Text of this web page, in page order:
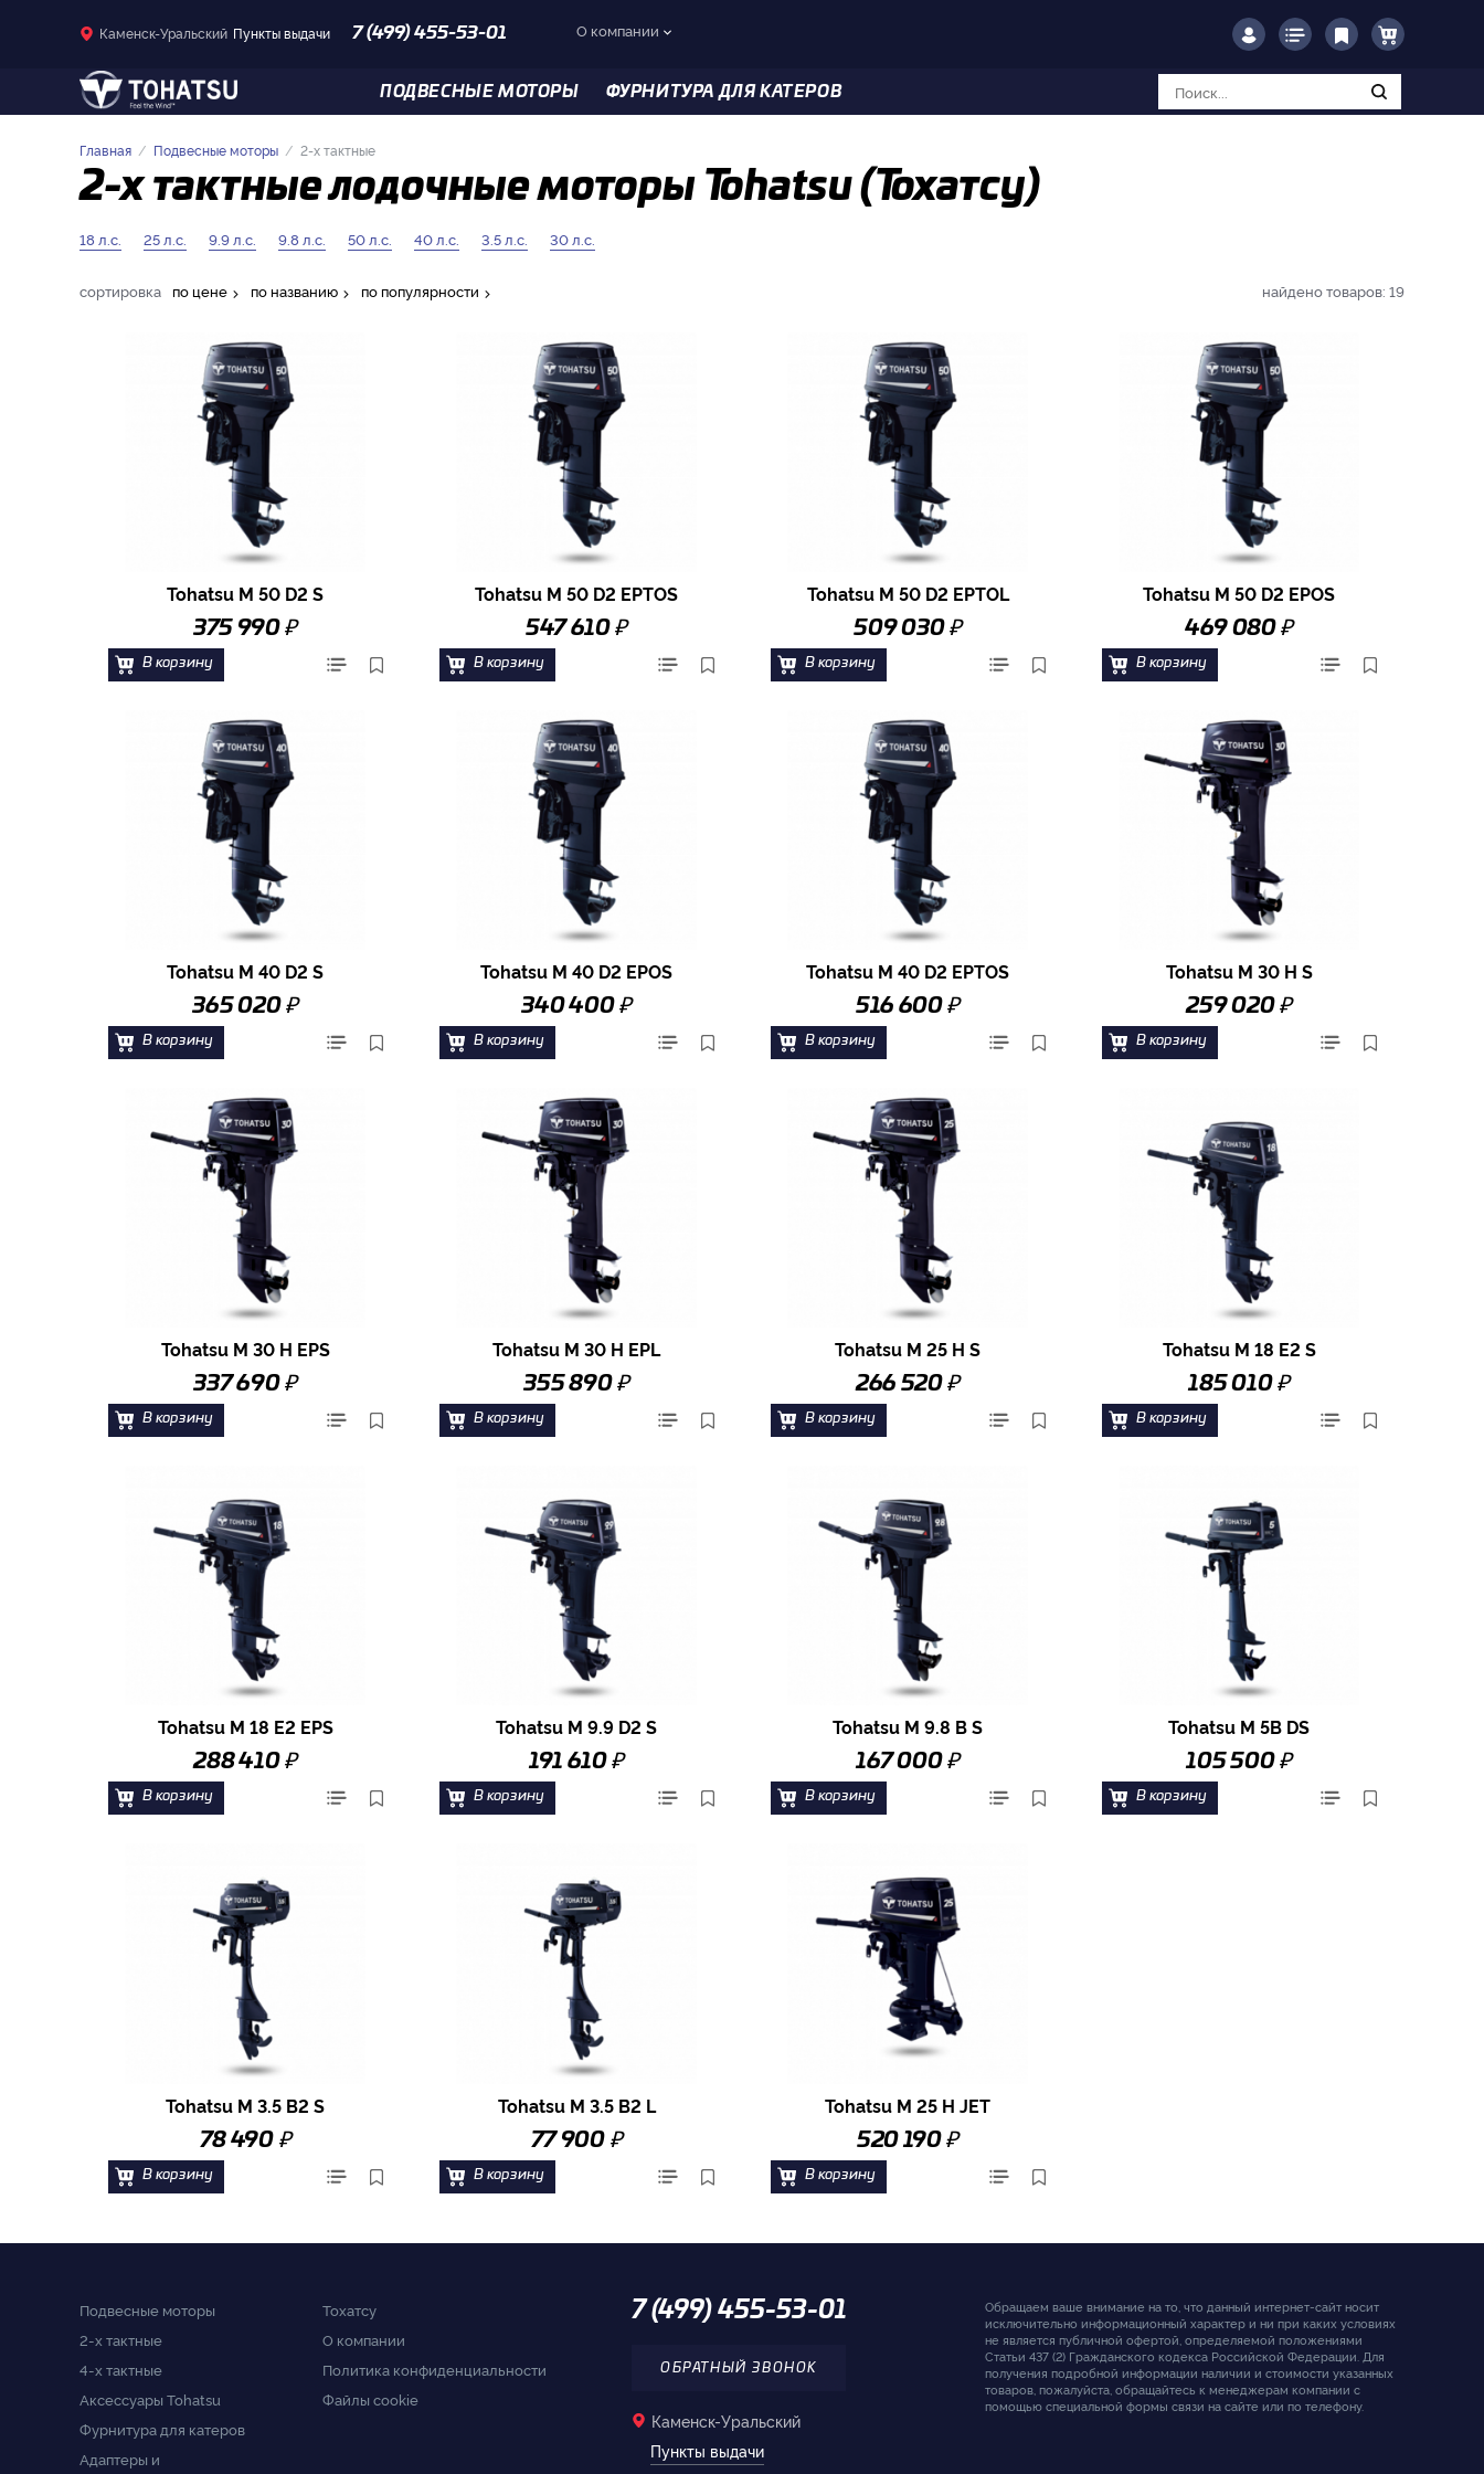
Каменск-Уральский Пункты выдачи 7 (499) 455-53-01 О компании
ПОДВЕСНЫЕ МОТОРЫ ФУРНИТУРА ДЛЯ КАТЕРОВ
Главная Подвесные моторы 2-x тактные
2-x тактные лодочные моторы Tohatsu (Тохатсу)
18 л.с. 25 л.с. 9.9 л.с. 9.8 л.с. 50 л.с. 40 л.с. 3.5 л.с. 30 л.с.
сортировка по цене по названию по популярности найдено товаров: 19
Tohatsu M 50 D2 S
375 990 ₽
В корзину
Tohatsu M 50 D2 EPTOS
547 610 ₽
В корзину
Tohatsu M 50 D2 EPTOL
509 030 ₽
В корзину
Tohatsu M 50 D2 EPOS
469 080 ₽
В корзину
Tohatsu M 40 D2 S
365 020 ₽
В корзину
Tohatsu M 40 D2 EPOS
340 400 ₽
В корзину
Tohatsu M 40 D2 EPTOS
516 600 ₽
В корзину
Tohatsu M 30 H S
259 020 ₽
В корзину
Tohatsu M 30 H EPS
337 690 ₽
В корзину
Tohatsu M 30 H EPL
355 890 ₽
В корзину
Tohatsu M 25 H S
266 520 ₽
В корзину
Tohatsu M 18 E2 S
185 010 ₽
В корзину
Tohatsu M 18 E2 EPS
288 410 ₽
В корзину
Tohatsu M 9.9 D2 S
191 610 ₽
В корзину
Tohatsu M 9.8 B S
167 000 ₽
В корзину
Tohatsu M 5B DS
105 500 ₽
В корзину
Tohatsu M 3.5 B2 S
78 490 ₽
В корзину
Tohatsu M 3.5 B2 L
77 900 ₽
В корзину
Tohatsu M 25 H JET
520 190 ₽
В корзину
Подвесные моторы
2-x тактные
4-x тактные
Аксессуары Tohatsu
Фурнитура для катеров
Адаптеры и
Тохатсу
О компании
Политика конфиденциальности
Файлы cookie
7 (499) 455-53-01
ОБРАТНЫЙ ЗВОНОК
Каменск-Уральский
Пункты выдачи
Обращаем ваше внимание на то, что данный интернет-сайт носит
исключительно информационный характер и ни при каких условиях
не является публичной офертой, определяемой положениями
Статьи 437 (2) Гражданского кодекса Российской Федерации. Для
получения подробной информации наличии и стоимости указанных
товаров, пожалуйста, обращайтесь к менеджерам компании с
помощью специальной формы связи на сайте или по телефону.